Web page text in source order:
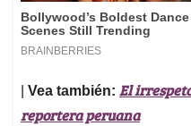
Vea también: El
reportera peruana